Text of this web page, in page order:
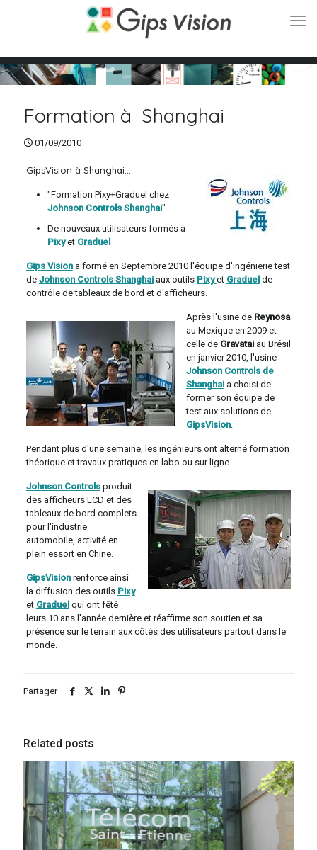
Formation à Shanghai
01/09/2010
GipsVision à Shanghai...
"Formation Pixy+Graduel chez
Johnson Controls Shanghai"
De nouveaux utilisateurs formés à
Pixy et Graduel
Gips Visiona formé en Septembre 2010 l'équipe d'ingénierie test
de Johnson Controls Shanghaiaux outils Pixy et Graduel de
contrôle de tableaux de bord et d'afficheurs.
Après l'usine de Reynosa
au Mexique en 2009 et
celle de Gravataiau Brésil
en janvier 2010, l'usine
Johnson Controls de
Shanghaia choisi de
former son équipe de
test aux solutions de
GipsVision.
Pendant plus d'une semaine, les ingénieurs ont alterné formation
théorique et travaux pratiques en labo ou sur ligne.
Johnson Controlsproduit
des afficheurs LCD et des
tableaux de bord complets
pour l'industrie
automobile, activité en
plein essort en Chine.
GipsVisionrenforce ainsi
la diffusion des outils Pixy
et Graduel qui ont fêté
leurs 10 ans l'année dernière et réaffirme son soutien et sa
présence sur le terrain aux côtés des utilisateurs partout dans le
monde.
Partager
Related posts